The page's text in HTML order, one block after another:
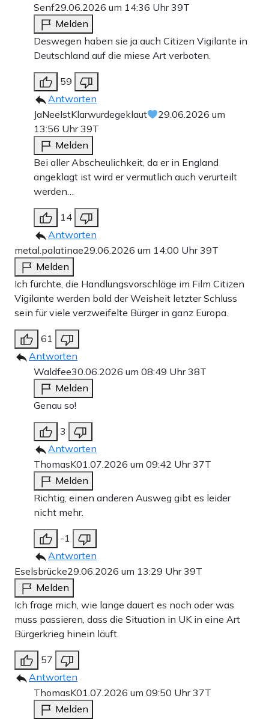
Senf29.06.2026 um 14:36 Uhr39T
Melden
Deswegen haben sie ja auch Citizen Vigilante in
Deutschland auf die miese Art verboten.
59
Antworten
JaNeeIstKlarwurdegeklaut
29.06.2026 um
13:56 Uhr39T
Melden
Bei aller Abscheulichkeit, da er in England
angeklagt ist wird er vermutlich auch verurteilt
werden…
14
Antworten
metal.palatinae29.06.2026 um 14:00 Uhr39T
Melden
Ich fürchte, die Handlungsvorschläge im Film Citizen
Vigilante werden bald der Weisheit letzter Schluss
sein für viele verzweifelte Bürger in ganz Europa.
61
Antworten
Waldfee30.06.2026 um 08:49 Uhr38T
Melden
Genau so!
3
Antworten
ThomasK01.07.2026 um 09:42 Uhr37T
Melden
Richtig, einen anderen Ausweg gibt es leider
nicht mehr.
-1
Antworten
Eselsbrücke29.06.2026 um 13:29 Uhr39T
Melden
Ich frage mich, wie lange dauert es noch oder was
muss passieren, dass die Situation in UK in eine Art
Bürgerkrieg hinein läuft.
57
Antworten
ThomasK01.07.2026 um 09:50 Uhr37T
Melden